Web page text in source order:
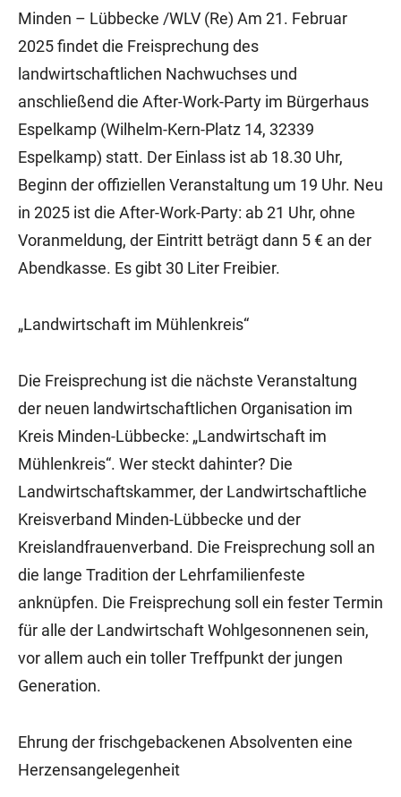
Minden – Lübbecke /WLV (Re) Am 21. Februar
2025 findet die Freisprechung des
landwirtschaftlichen Nachwuchses und
anschließend die After-Work-Party im Bürgerhaus
Espelkamp (Wilhelm-Kern-Platz 14, 32339
Espelkamp) statt. Der Einlass ist ab 18.30 Uhr,
Beginn der offiziellen Veranstaltung um 19 Uhr. Neu
in 2025 ist die After-Work-Party: ab 21 Uhr, ohne
Voranmeldung, der Eintritt beträgt dann 5 € an der
Abendkasse. Es gibt 30 Liter Freibier.
„Landwirtschaft im Mühlenkreis“
Die Freisprechung ist die nächste Veranstaltung
der neuen landwirtschaftlichen Organisation im
Kreis Minden-Lübbecke: „Landwirtschaft im
Mühlenkreis“. Wer steckt dahinter? Die
Landwirtschaftskammer, der Landwirtschaftliche
Kreisverband Minden-Lübbecke und der
Kreislandfrauenverband. Die Freisprechung soll an
die lange Tradition der Lehrfamilienfeste
anknüpfen. Die Freisprechung soll ein fester Termin
für alle der Landwirtschaft Wohlgesonnenen sein,
vor allem auch ein toller Treffpunkt der jungen
Generation.
Ehrung der frischgebackenen Absolventen eine
Herzensangelegenheit